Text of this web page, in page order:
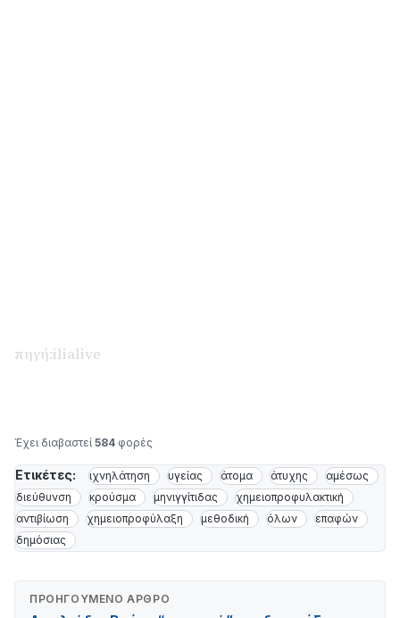
πηγή:ilialive
Έχει διαβαστεί 584 φορές
Ετικέτες: ιχνηλάτηση υγείας άτομα άτυχης
αμέσως
διεύθυνση
κρούσμα μηνιγγίτιδας
χημειοπροφυλακτική
αντιβίωση
χημειοπροφύλαξη μεθοδική όλων
επαφών
δημόσιας
ΠΡΟΗΓΟΎΜΕΝΟ ΆΡΘΡΟ